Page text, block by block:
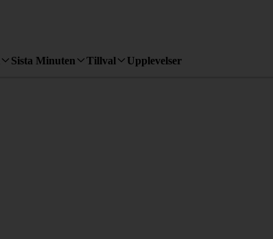
Sista Minuten Tillval Upplevelser